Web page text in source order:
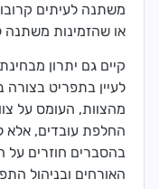
משתנה לעיתים
או שהזמינות משתנה
קיים גם יתרון
לעיין בתפריט בצורה
מהצוות, העומס על
החלפת עובדים, אלא
בהסברים חוזרים על
האורחים ובניהול